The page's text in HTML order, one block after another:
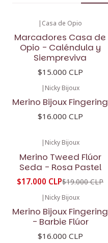
| Casa de Opio
Marcadores Casa de
Opio - Caléndula y
Siempreviva
$15.000 CLP
| Nicky Bijoux
Merino Bijoux Fingering
$16.000 CLP
| Nicky Bijoux
Merino Tweed Flúor
Seda - Rosa Pastel
$17.000 CLP$19.000 CLP
| Nicky Bijoux
Merino Bijoux Fingering
- Barbie Flúor
$16.000 CLP